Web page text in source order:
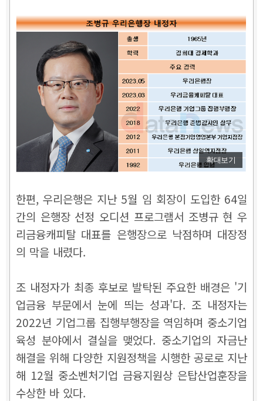
확대보기
한편, 우리은행은 지난 5월 임 회장이 도입한 64일
간의 은행장 선정 오디션 프로그램서 조병규 현 우
리금융캐피탈 대표를 은행장으로 낙점하며 대장정
의 막을 내렸다.
조 내정자가 최종 후보로 발탁된 주요한 배경은 '기
업금융 부문에서 눈에 띄는 성과'다. 조 내정자는
2022년 기업그룹 집행부행장을 역임하며 중소기업
육성 분야에서 결실을 맺었다. 중소기업의 자금난
해결을 위해 다양한 지원정책을 시행한 공로로 지난
해 12월 중소벤처기업 금융지원상 은탑산업훈장을
수상한 바 있다.